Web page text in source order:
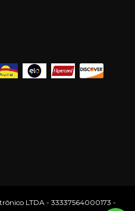
LTDA - 33337564000173 -